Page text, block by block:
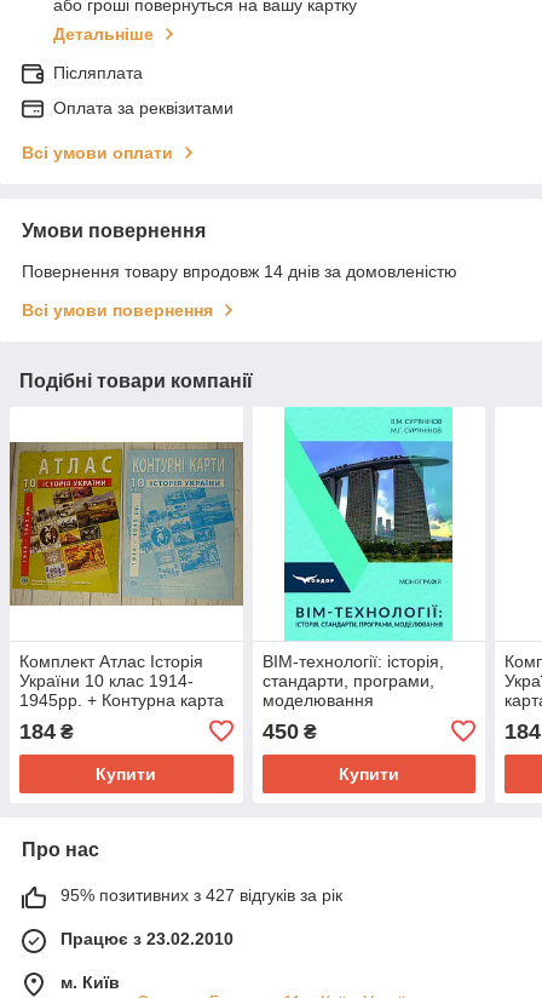
або гроші повернуться на вашу картку
Детальніше
Післяплата
Оплата за реквізитами
Всі умови оплати
Умови повернення
Повернення товару впродовж 14 днів за домовленістю
Всі умови повернення
Подібні товари компанії
Комплект Атлас Історія
України 10 клас 1914-
1945рр. + Контурна карта
184 ₴
Купити
ВІМ-технології: історія,
стандарти, програми,
моделювання
450₴
Купити
184
Про нас
95% позитивних з 427 відгуків за рік
Працює з 23.02.2010
м. Київ